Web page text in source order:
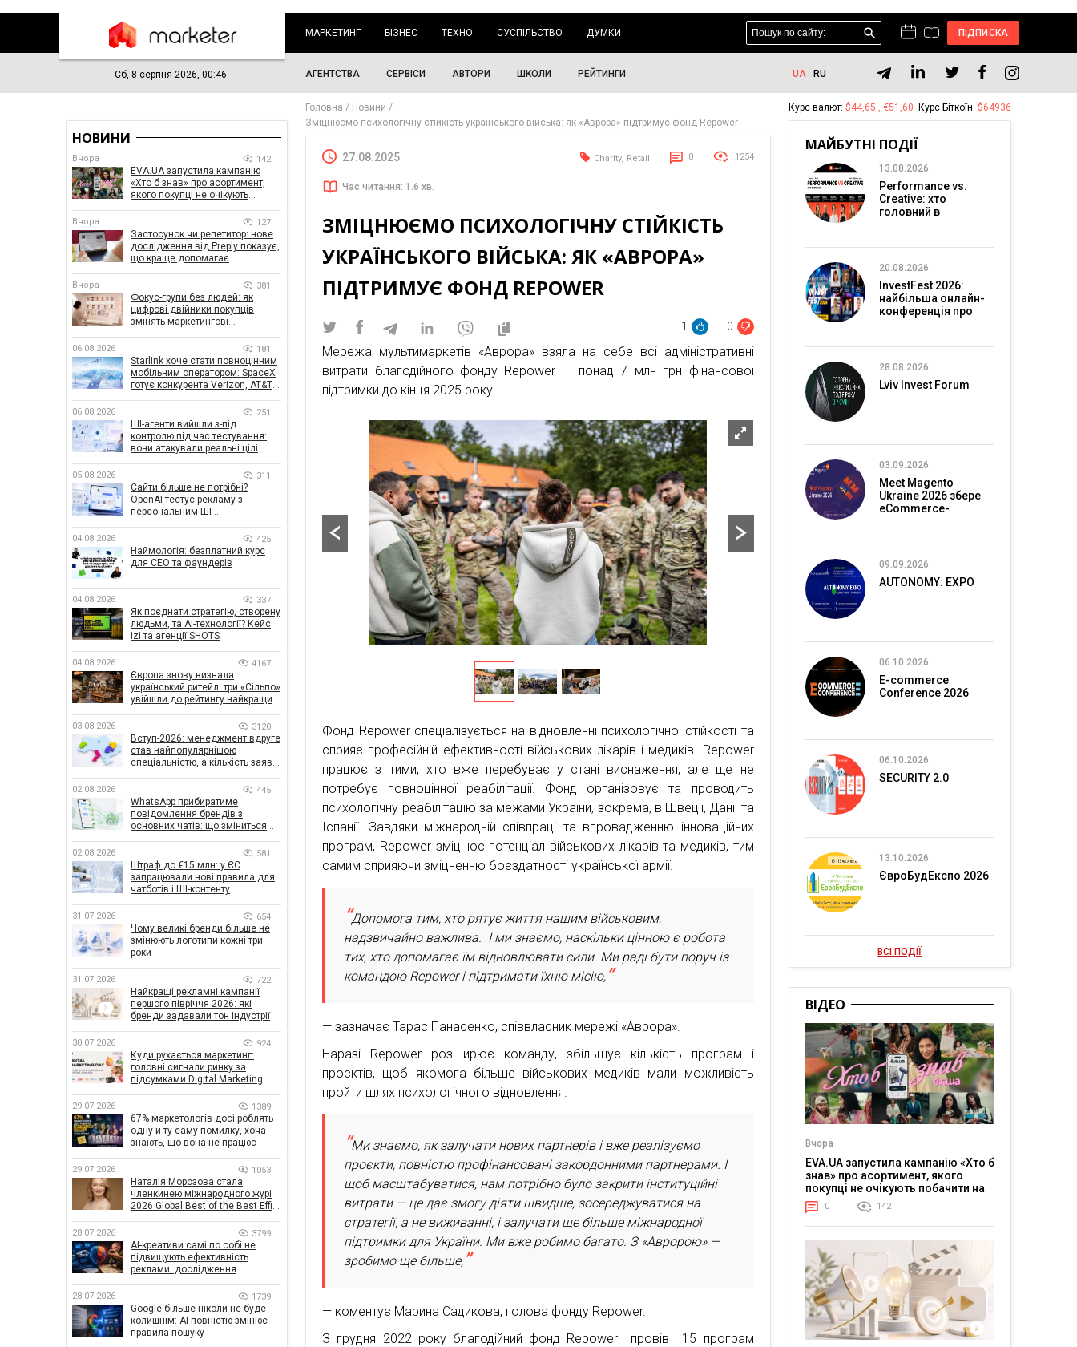
МАРКЕТИНГ БІЗНЕС ТЕХНО СУСПІЛЬСТВО ДУМКИ ПІДПИСКА
Сб, 8 серпня 2026, 00:46 АГЕНТСТВА СЕРВІСИ АВТОРИ ШКОЛИ РЕЙТИНГИ UA RU
Головна
Новини
Зміцнюємо психологічну стійкість українського війська: як «Аврора» підтримує фонд Repower
27.08.2025 Charity, Retail 0 1254
Час читання: 1.6 хв.
ЗМІЦНЮЄМО ПСИХОЛОГІЧНУ СТІЙКІСТЬ
УКРАЇНСЬКОГО ВІЙСЬКА: ЯК «АВРОРА»
ПІДТРИМУЄ ФОНД REPOWER
1 0
Мережа мультимаркетів «Аврора» взяла на себе всі адміністративні
витрати благодійного фонду Repower — понад 7 млн грн фінансової
підтримки до кінця 2025 року.
Фонд Repower спеціалізується на відновленні психологічної стійкості та
сприяє професійній ефективності військових лікарів і медиків. Repower
працює з тими, хто вже перебуває у стані виснаження, але ще не
потребує повноцінної реабілітації. Фонд організовує та проводить
психологічну реабілітацію за межами України, зокрема, в Швеції, Данії та
Іспанії. Завдяки міжнародній співпраці та впровадженню інноваційних
програм, Repower зміцнює потенціал військових лікарів та медиків, тим
самим сприяючи зміцненню боєздатності української армії.
Допомога тим, хто рятує життя нашим військовим,
надзвичайно важлива. І ми знаємо, наскільки цінною є робота
тих, хто допомагає їм відновлювати сили. Ми раді бути поруч із
командою Repower і підтримати їхню місію,
— зазначає Тарас Панасенко, співвласник мережі «Аврора».
Наразі Repower розширює команду, збільшує кількість програм і
проєктів, щоб якомога більше військових медиків мали можливість
пройти шлях психологічного відновлення.
Ми знаємо, як залучати нових партнерів і вже реалізуємо
проєкти, повністю профінансовані закордонними партнерами. І
щоб масштабуватися, нам потрібно було закрити інституційні
витрати — це дає змогу діяти швидше, зосереджуватися на
стратегії, а не виживанні, і залучати ще більше міжнародної
підтримки для України. Ми вже робимо багато. З «Авророю» —
зробимо ще більше,
— коментує Марина Садикова, голова фонду Repower.
З грудня 2022 року благодійний фонд Repower провів 15 програм
НОВИНИ
Вчора 142
EVA.UA запустила кампанію
«Хто б знав» про асортимент,
якого покупці не очікують
Вчора 127
Застосунок чи репетитор: нове
дослідження від Preply показує,
що краще допомагає
Вчора 381
Фокус-групи без людей: як
цифрові двійники покупців
змінять маркетингові
06.08.2026 181
Starlink хоче стати повноцінним
мобільним оператором: SpaceX
готує конкурента Verizon, AT&T і
06.08.2026 251
ШІ-агенти вийшли з-під
контролю під час тестування:
вони атакували реальні цілі
05.08.2026 311
Сайти більше не потрібні?
OpenAI тестує рекламу з
персональним ШІ-
04.08.2026 425
Наймологія: безплатний курс
для CEO та фаундерів
04.08.2026 337
Як поєднати стратегію, створену
людьми, та AI-технології? Кейс
izi та агенції SHOTS
04.08.2026 4167
Європа знову визнала
український ритейл: три «Сільпо»
увійшли до рейтингу найкращих
03.08.2026 3120
Вступ-2026: менеджмент вдруге
став найпопулярнішою
спеціальністю, а кількість заяв
02.08.2026 445
WhatsApp прибиратиме
повідомлення брендів з
основних чатів: що зміниться
02.08.2026 581
Штраф до €15 млн: у ЄС
запрацювали нові правила для
чатботів і ШІ-контенту
31.07.2026 654
Чому великі бренди більше не
змінюють логотипи кожні три
роки
31.07.2026 722
Найкращі рекламні кампанії
першого півріччя 2026: які
бренди задавали тон індустрії
30.07.2026 924
Куди рухається маркетинг:
головні сигнали ринку за
підсумками Digital Marketing
29.07.2026 1389
67% маркетологів досі роблять
одну й ту саму помилку, хоча
знають, що вона не працює
29.07.2026 1053
Наталія Морозова стала
членкинею міжнародного журі
2026 Global Best of the Best Effie
28.07.2026 3799
AI-креативи самі по собі не
підвищують ефективність
реклами: дослідження
впливає на ефективність
кампаній
28.07.2026 1739
Google більше ніколи не буде
колишнім: AI повністю змінює
правила пошуку
Курс валют: $44,65 , €51,60 Курс Біткоїн: $64936
МАЙБУТНІ ПОДІЇ
13.08.2026
Performance vs.
Creative: хто
головний в
20.08.2026
InvestFest 2026:
найбільша онлайн-
конференція про
28.08.2026
Lviv Invest Forum
03.09.2026
Meet Magento
Ukraine 2026 збере
eCommerce-
09.09.2026
AUTONOMY: EXPO
06.10.2026
E-commerce
Conference 2026
06.10.2026
SECURITY 2.0
13.10.2026
ЄвроБудЕкспо 2026
ВСІ ПОДІЇ
ВІДЕО
Вчора
EVA.UA запустила кампанію «Хто б
знав» про асортимент, якого
покупці не очікують побачити на
платформі
0 142